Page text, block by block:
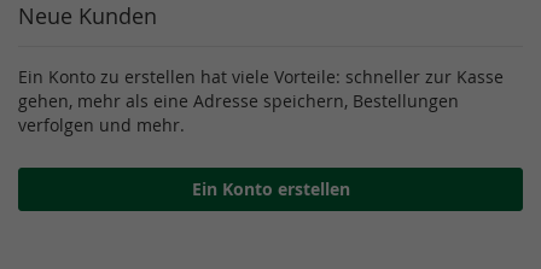
Neue Kunden
Ein Konto zu erstellen hat viele Vorteile: schneller zur Kasse
gehen, mehr als eine Adresse speichern, Bestellungen
verfolgen und mehr.
Ein Konto erstellen